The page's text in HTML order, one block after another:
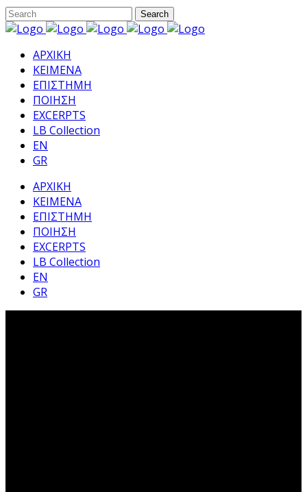
ΑΡΧΙΚΗ
ΚΕΙΜΕΝΑ
ΕΠΙΣΤΗΜΗ
ΠΟΙΗΣΗ
EXCERPTS
LB Collection
EN
GR
ΑΡΧΙΚΗ
ΚΕΙΜΕΝΑ
ΕΠΙΣΤΗΜΗ
ΠΟΙΗΣΗ
EXCERPTS
LB Collection
EN
GR